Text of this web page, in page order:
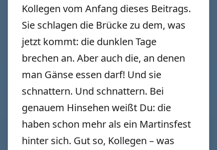
Kollegen vom Anfang dieses Beitrags.
Sie schlagen die Brücke zu dem, was
jetzt kommt: die dunklen Tage
brechen an. Aber auch die, an denen
man Gänse essen darf! Und sie
schnattern. Und schnattern. Bei
genauem Hinsehen weißt Du: die
haben schon mehr als ein Martinsfest
hinter sich. Gut so, Kollegen – was